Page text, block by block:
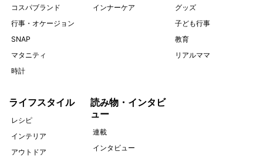
コスパブランド
行事・オケージョン
SNAP
マタニティ
時計
インナーケア
グッズ
子ども行事
教育
リアルママ
ライフスタイル
レシピ
インテリア
アウトドア
読み物・インタビ
ュー
連載
インタビュー